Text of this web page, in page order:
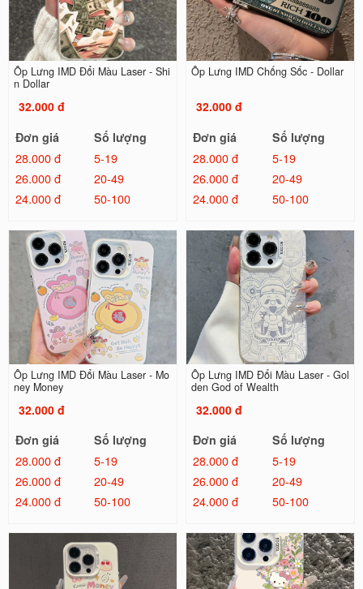
Ốp Lưng IMD Đổi Màu Laser - Shi
n Dollar
32.000 đ
Đơn giá
Số lượng
28.000 đ
5-19
26.000 đ
20-49
24.000 đ
50-100
Ốp Lưng IMD Chống Sốc - Dollar
32.000 đ
Đơn giá
Số lượng
28.000 đ
5-19
26.000 đ
20-49
24.000 đ
50-100
Ốp Lưng IMD Đổi Màu Laser - Mo
ney Money
32.000 đ
Đơn giá
Số lượng
28.000 đ
5-19
26.000 đ
20-49
24.000 đ
50-100
Ốp Lưng IMD Đổi Màu Laser - Gol
den God of Wealth
32.000 đ
Đơn giá
Số lượng
28.000 đ
5-19
26.000 đ
20-49
24.000 đ
50-100